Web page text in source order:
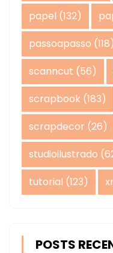
papel (132)
passoapasso (118)
scanncut (56)
scrapbook (183)
scrapdecor (26)
studioilustrado
tutorial (123)
POSTS